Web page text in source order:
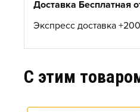
Доставка Бесплатная
Экспресс доставка
C этим